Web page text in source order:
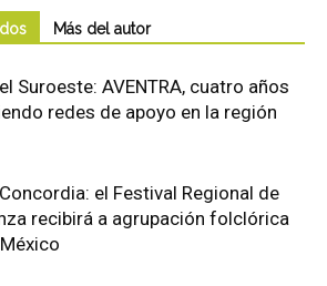
Más del autor
Suroeste: AVENTRA, cuatro años
redes de apoyo en la región
el Festival Regional de
recibirá a agrupación folclórica